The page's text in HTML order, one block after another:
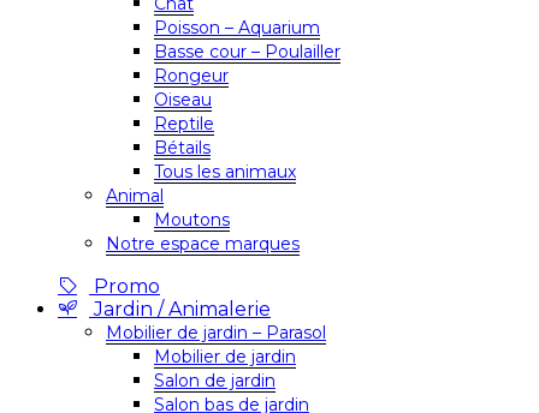
Poisson – Aquarium
Basse cour – Poulailler
Rongeur
Oiseau
Reptile
Bétails
Tous les animaux
Animal
Moutons
Notre espace marques
Promo
Jardin / Animalerie
Mobilier de jardin – Parasol
Mobilier de jardin
Salon de jardin
Salon bas de jardin